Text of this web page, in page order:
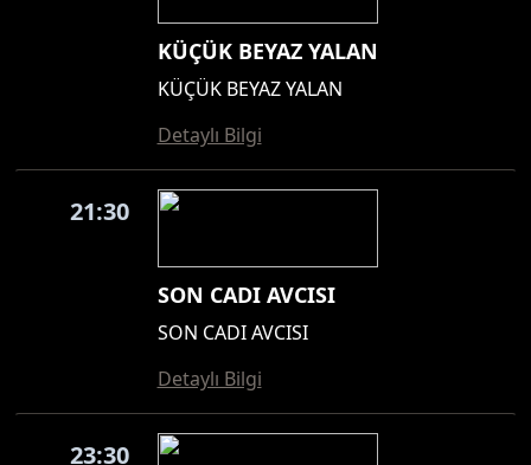
KÜÇÜK BEYAZ YALAN
KÜÇÜK BEYAZ YALAN
Detaylı Bilgi
21:30
SON CADI AVCISI
SON CADI AVCISI
Detaylı Bilgi
23:30